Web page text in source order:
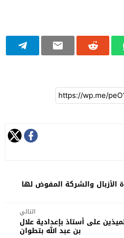
الأزبال والشركة المفوض لها
التالي
على أستاذ بإعدادية علال
بن عبد الله بتطوان